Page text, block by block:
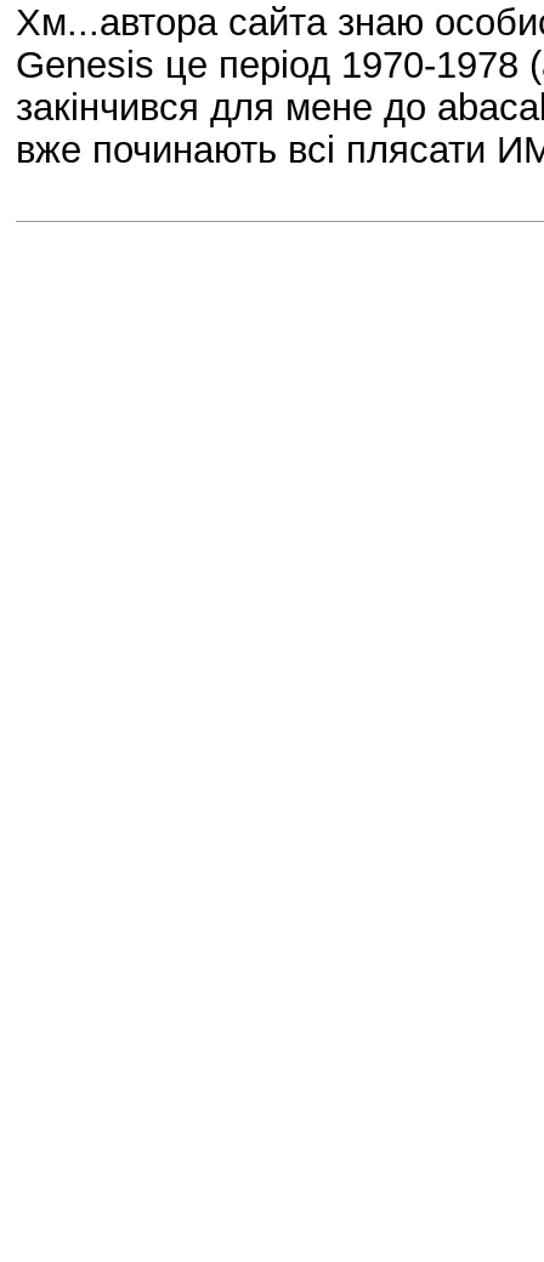
Хм...автора сайта знаю
Genesis це період 1970-1978
закінчився для мене до
вже починають всі плясати